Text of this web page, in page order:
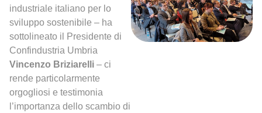
industriale italiano per lo
sviluppo sostenibile – ha
sottolineato il Presidente di
Confindustria Umbria
Vincenzo Briziarelli – ci
rende particolarmente
orgogliosi e testimonia
l’importanza dello scambio di